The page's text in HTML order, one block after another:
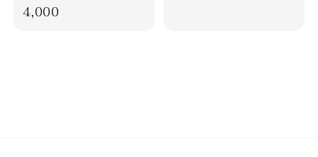
price
4,000